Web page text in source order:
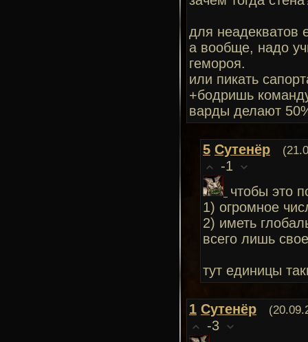
для неадекватов
а вообще, надо
гемороя.
или пикать
+бодришь
варды делают
5 Сутенёр
-1
чтобы это
1) огромное
2) иметь
всего лишь
тут единицы
1 Сутенёр
-3